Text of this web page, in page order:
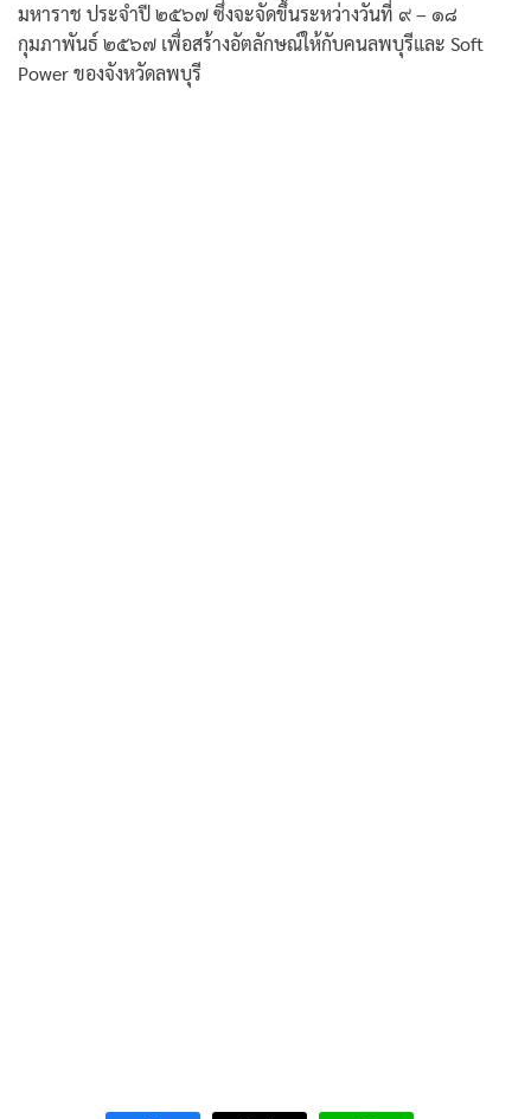
มหาราช ประจำปี ๒๕๖๗ ซึ่งจะจัดขึ้นระหว่างวันที่ ๙ – ๑๘
กุมภาพันธ์ ๒๕๖๗ เพื่อสร้างอัตลักษณ์ให้กับคนลพบุรีและ Soft
Power ของจังหวัดลพบุรี